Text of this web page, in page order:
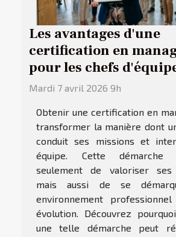
Les avantages d'une
certification en
pour les chefs
Mardi 7 avril 2026 9h
Obtenir une certification en
transformer la manière dont
conduit ses missions et
équipe. Cette
seulement de valoriser ses
mais aussi de se
environnement
évolution. Découvrez
une telle démarche peut